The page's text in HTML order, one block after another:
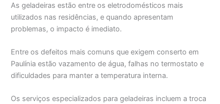
As geladeiras estão entre os eletrodomésticos mais
utilizados nas residências, e quando apresentam
problemas, o impacto é imediato.
Entre os defeitos mais comuns que exigem conserto em
Paulínia estão vazamento de água, falhas no termostato e
dificuldades para manter a temperatura interna.
Os serviços especializados para geladeiras incluem a troca